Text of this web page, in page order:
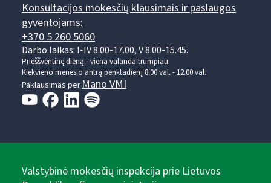
Konsultacijos mokesčių klausimais ir paslaugos
gyventojams:
+370 5 260 5060
Darbo laikas: I-IV 8.00-17.00, V 8.00-15.45.
Prieššventinę dieną - viena valanda trumpiau.
Kiekvieno mėnesio antrą penktadienį 8.00 val. - 12.00 val.
Paklausimas perMano VMI
Valstybinė mokesčių inspekcija prie Lietuvos